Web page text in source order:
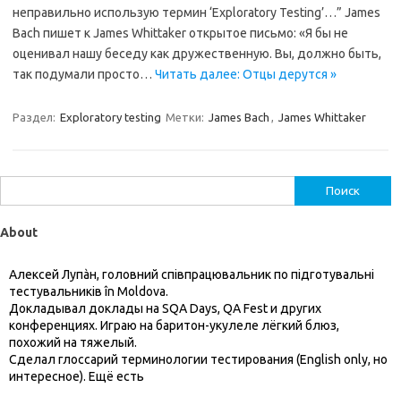
неправильно использую термин ‘Exploratory Testing’…” James
Bach пишет к James Whittaker открытое письмо: «Я бы не
оценивал нашу беседу как дружественную. Вы, должно быть,
так подумали просто… Читать далее: Отцы дерутся »
Раздел: Exploratory testing Метки: James Bach , James Whittaker
About
Алексей Лупàн, головний спiвпрацювальник по підготувальні
тестувальників în Moldova.
Докладывал доклады на SQA Days, QA Fest и других
конференциях. Играю на баритон-укулеле лёгкий блюз,
похожий на тяжелый.
Сделал глоссарий терминологии тестирования (English only, но
интересное). Ещё есть